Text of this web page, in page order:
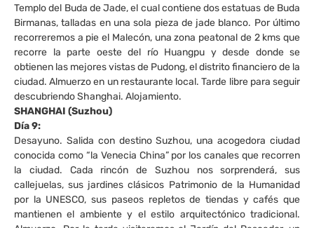
Templo del Buda de Jade, el cual contiene dos estatuas de Buda
Birmanas, talladas en una sola pieza de jade blanco. Por último
recorreremos a pie el Malecón, una zona peatonal de 2 kms que
recorre la parte oeste del río Huangpu y desde donde se
obtienen las mejores vistas de Pudong, el distrito financiero de la
ciudad. Almuerzo en un restaurante local. Tarde libre para seguir
descubriendo Shanghai. Alojamiento.
SHANGHAI (Suzhou)
Día 9:
Desayuno. Salida con destino Suzhou, una acogedora ciudad
conocida como “la Venecia China” por los canales que recorren
la ciudad. Cada rincón de Suzhou nos sorprenderá, sus
callejuelas, sus jardines clásicos Patrimonio de la Humanidad
por la UNESCO, sus paseos repletos de tiendas y cafés que
mantienen el ambiente y el estilo arquitectónico tradicional.